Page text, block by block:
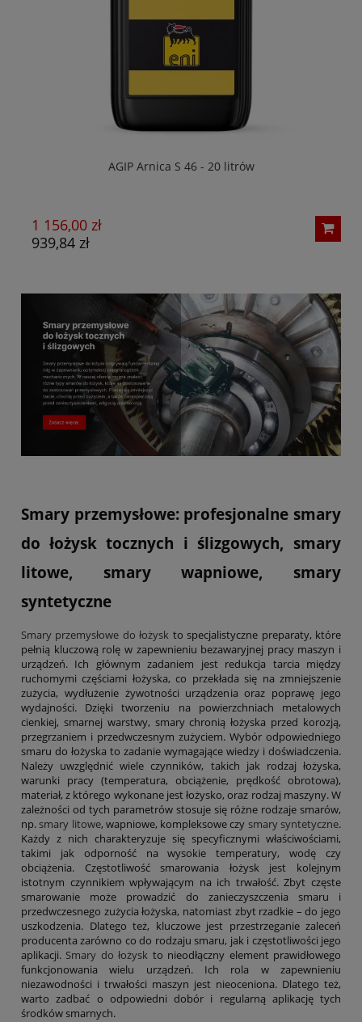
AGIP Arnica S 46 - 20 litrów
1 156,00 zł
939,84 zł
Smary przemysłowe: profesjonalne smary
do łożysk tocznych i ślizgowych, smary
litowe, smary wapniowe, smary
syntetyczne
Smary przemysłowe do łożysk to specjalistyczne preparaty, które
pełnią kluczową rolę w zapewnieniu bezawaryjnej pracy maszyn i
urządzeń. Ich głównym zadaniem jest redukcja tarcia między
ruchomymi częściami łożyska, co przekłada się na zmniejszenie
zużycia, wydłużenie żywotności urządzenia oraz poprawę jego
wydajności. Dzięki tworzeniu na powierzchniach metalowych
cienkiej, smarnej warstwy, smary chronią łożyska przed korozją,
przegrzaniem i przedwczesnym zużyciem. Wybór odpowiedniego
smaru do łożyska to zadanie wymagające wiedzy i doświadczenia.
Należy uwzględnić wiele czynników, takich jak rodzaj łożyska,
warunki pracy (temperatura, obciążenie, prędkość obrotowa),
materiał, z którego wykonane jest łożysko, oraz rodzaj maszyny. W
zależności od tych parametrów stosuje się różne rodzaje smarów,
np.smary litowe, wapniowe, kompleksowe czy smary syntetyczne.
Każdy z nich charakteryzuje się specyficznymi właściwościami,
takimi jak odporność na wysokie temperatury, wodę czy
obciążenia. Częstotliwość smarowania łożysk jest kolejnym
istotnym czynnikiem wpływającym na ich trwałość. Zbyt częste
smarowanie może prowadzić do zanieczyszczenia smaru i
przedwczesnego zużycia łożyska, natomiast zbyt rzadkie – do jego
uszkodzenia. Dlatego też, kluczowe jest przestrzeganie zaleceń
producenta zarówno co do rodzaju smaru, jak i częstotliwości jego
aplikacji. Smary do łożysk to nieodłączny element prawidłowego
funkcjonowania wielu urządzeń. Ich rola w zapewnieniu
niezawodności i trwałości maszyn jest nieoceniona. Dlatego też,
warto zadbać o odpowiedni dobór i regularną aplikację tych
środków smarnych.